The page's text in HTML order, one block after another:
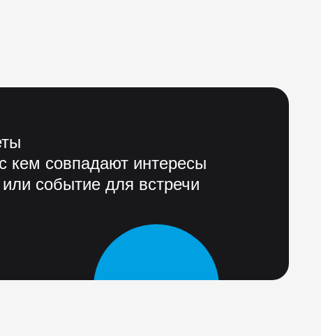
кем совпадают интересы
событие для встречи